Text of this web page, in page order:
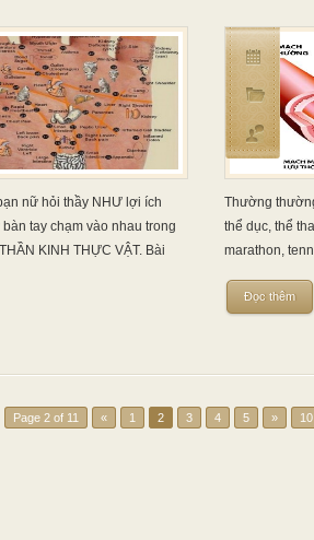
nữ hỏi thầy NHƯ lợi ích
tay chạm vào nhau trong
KINH THỰC VẬT. Bài
Thường
thể dục, thể
marathon,
Đọc thêm
Page 2 of 11 « 1 2 3 4 5 » 10